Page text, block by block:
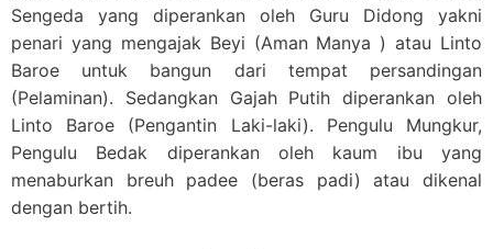
Sengeda yang diperankan oleh Guru Didong yakni
penari yang mengajak Beyi (Aman Manya ) atau Linto
Baroe untuk bangun dari tempat persandingan
(Pelaminan). Sedangkan Gajah Putih diperankan oleh
Linto Baroe (Pengantin Laki-laki). Pengulu Mungkur,
Pengulu Bedak diperankan oleh kaum ibu yang
menaburkan breuh padee (beras padi) atau dikenal
dengan bertih.